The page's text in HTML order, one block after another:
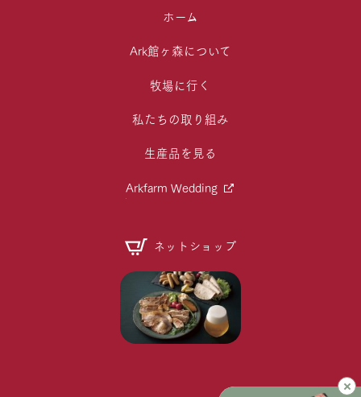
ホーム
Ark館ヶ森について
牧場に行く
私たちの取り組み
生産品を見る
Arkfarm Wedding
ネットショップ